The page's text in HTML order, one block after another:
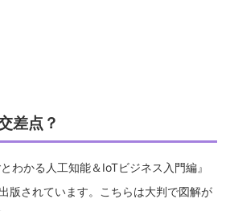
差点？
わかる人工知能＆IoTビジネス入門編』
版されています。こちらは大判で図解が